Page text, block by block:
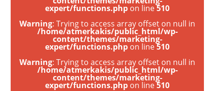
expert/functions.php on line510
Warning: Trying to access array offset on null in
/home/atmerkakis/public_html/wp-
content/themes/marketing-
expert/functions.php on line510
Warning: Trying to access array offset on null in
/home/atmerkakis/public_html/wp-
content/themes/marketing-
expert/functions.php on line510